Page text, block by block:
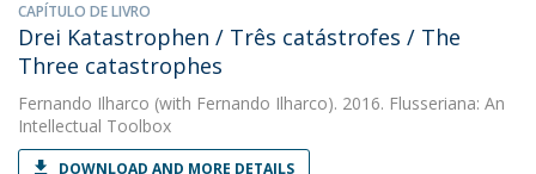
CAPÍTULO DE LIVRO
Drei Katastrophen / Três catástrofes / The
Three catastrophes
Fernando Ilharco (with Fernando Ilharco). 2016. Flusseriana: An
Intellectual Toolbox
DOWNLOAD AND MORE DETAILS